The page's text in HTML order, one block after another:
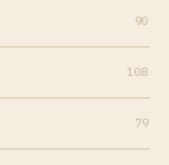
90
108
79